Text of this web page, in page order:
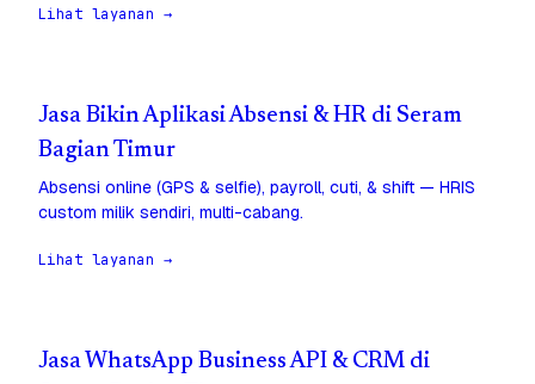
Lihat layanan →
Jasa Bikin Aplikasi Absensi & HR di Seram
Bagian Timur
Absensi online (GPS & selfie), payroll, cuti, & shift — HRIS
custom milik sendiri, multi-cabang.
Lihat layanan →
Jasa WhatsApp Business API & CRM di